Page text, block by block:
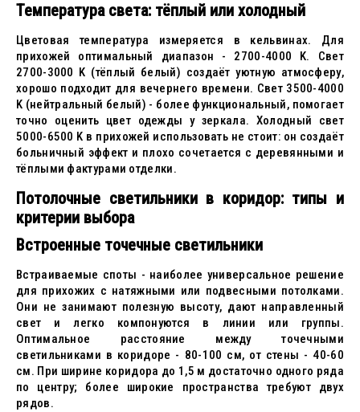
Температура света: тёплый или холодный
Цветовая температура измеряется в кельвинах. Для
прихожей оптимальный диапазон - 2700-4000 K. Свет
2700-3000 K (тёплый белый) создаёт уютную атмосферу,
хорошо подходит для вечернего времени. Свет 3500-4000
K (нейтральный белый) - более функциональный, помогает
точно оценить цвет одежды у зеркала. Холодный свет
5000-6500 K в прихожей использовать не стоит: он создаёт
больничный эффект и плохо сочетается с деревянными и
тёплыми фактурами отделки.
Потолочные светильники в коридор: типы и
критерии выбора
Встроенные точечные светильники
Встраиваемые споты - наиболее универсальное решение
для прихожих с натяжными или подвесными потолками.
Они не занимают полезную высоту, дают направленный
свет и легко компонуются в линии или группы.
Оптимальное расстояние между точечными
светильниками в коридоре - 80-100 см, от стены - 40-60
см. При ширине коридора до 1,5 м достаточно одного ряда
по центру; более широкие пространства требуют двух
рядов.